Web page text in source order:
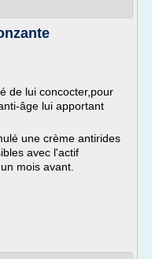
de lui concocter,pour
âge lui apportant
une crème antirides
avec l'actif
mois avant.